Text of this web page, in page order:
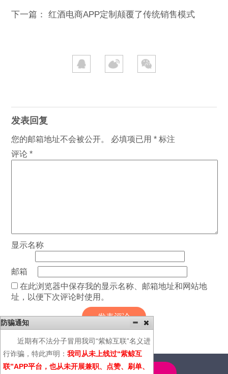
下一篇：红酒电商APP定制颠覆了传统销售模式
发表回复
您的邮箱地址不会被公开。 必填项已用* 标注
评论*
显示名称
邮箱
在此浏览器中保存我的显示名称、邮箱地址和网站地
址，以便下次评论时使用。
防骗通知
近期有不法分子冒用我司“紫鲸互联”名义进
行诈骗，特此声明： 我司从未上线过“紫鲸互
联”APP平台，也从未开展兼职、点赞、刷单、